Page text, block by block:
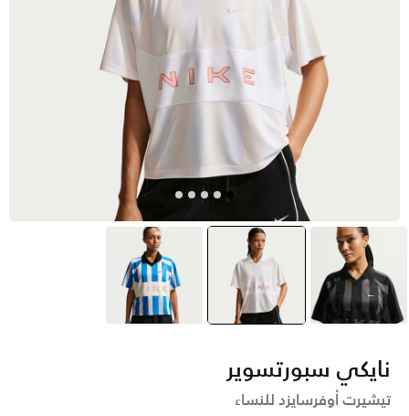
أسود selected
أبيض أزرق
نايكي سبورتسوير
تيشيرت أوفرسايزد للنساء